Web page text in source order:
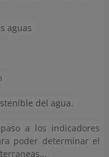
aguas
del agua.
a los indicadores
poder determinar el